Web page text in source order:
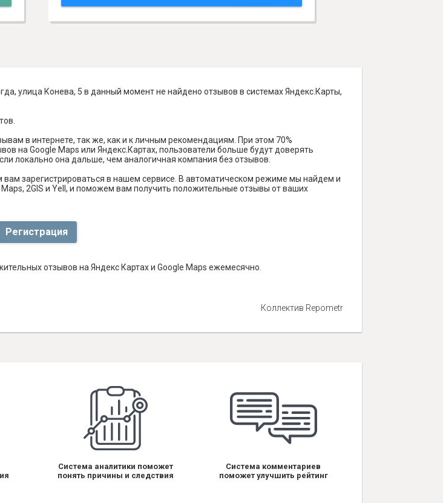
улица Конева, 5 в данный момент не найдено отзывов в системах Яндекс.Карты,
в интернете, так же, как и к личным рекомендациям. При этом 70%
на Google Maps или Яндекс.Картах, пользователи больше будут доверять
локально она дальше, чем аналогичная компания без отзывов.
зарегистрироваться в нашем сервисе. В автоматическом режиме мы найдем и
2GIS и Yell, и поможем вам получить положительные отзывы от ваших
Регистрация
отзывов на Яндекс Картах и Google Maps ежемесячно.
Коллектив Repometr
Система аналитики поможет
понять причины и следствия
Система комментариев
поможет улучшить рейтинг